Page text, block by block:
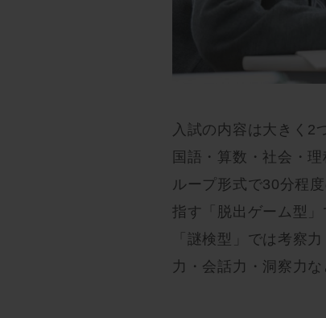
入試の内容は大きく2
国語・算数・社会・
ループ形式で30分程
指す「脱出ゲーム型」
「謎検型」では考察
力・会話力・洞察力な